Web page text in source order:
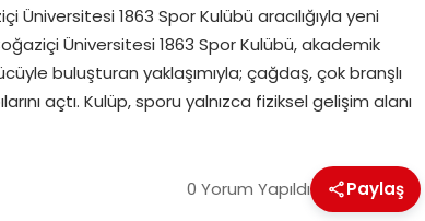
1863 Spor Kulübü aracılığıyla yeni
Üniversitesi 1863 Spor Kulübü, akademik
buluşturan yaklaşımıyla; çağdaş, çok branşlı
açtı. Kulüp, sporu yalnızca fiziksel gelişim alanı
0 Yorum Yapıldı Paylaş